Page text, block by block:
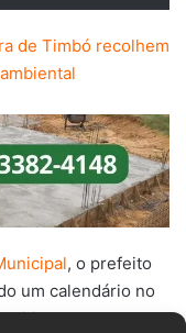
de Timbó recolhem
, o prefeito
um calendário no
de cada